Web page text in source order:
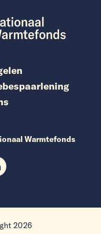
Warmtefonds
2026